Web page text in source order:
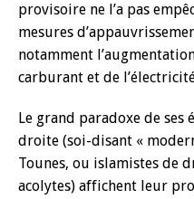
provisoire ne l’a pas
mesures
notamment
carburant et de
Le grand paradoxe de ses
droite (soi-disant «
Tounes, ou islamistes de
acolytes) affichent leur